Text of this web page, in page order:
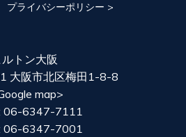
プライバシーポリシー >
ルトン大阪
大阪市北区梅田1-8-8
map>
06-6347-7111
06-6347-7001